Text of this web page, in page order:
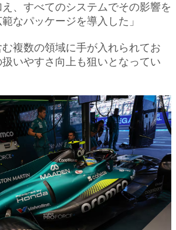
、すべてのシステムでその影響を
なパッケージを導入した」
複数の領域に手が入れられてお
いやすさ向上も狙いとなってい